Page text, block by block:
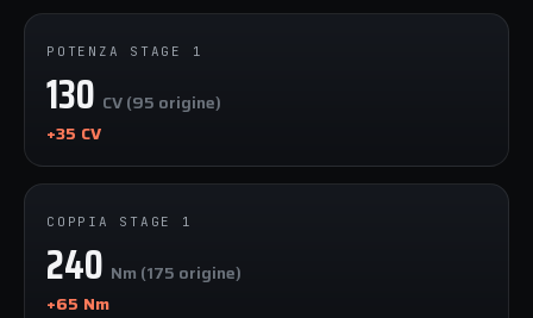
POTENZA STAGE 1
130 CV (95 origine)
+35 CV
COPPIA STAGE 1
240 Nm (175 origine)
+65 Nm